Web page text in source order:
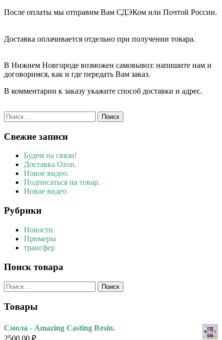
После оплаты мы отправим Вам СДЭКом или Почтой России.
Доставка оплачивается отдельно при получении товара. ⠀⠀
В Нижнем Новгороде возможен самовывоз: напишите нам и
договоримся, как и где передать Вам заказ.
В комментарии к заказу укажите способ доставки и адрес.
Найти:
Свежие записи
Будем на связи!
Доставка Ozon.
Новое видео.
Подписаться на товар.
Новое видео
Рубрики
Новости
Примеры
трансфер
Поиск товара
Найти:
Товары
Смола - Amazing Casting Resin.
2500,00 ₽